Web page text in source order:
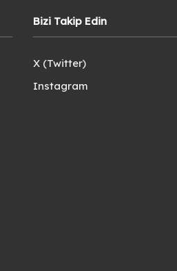
Bizi Takip Edin
X (Twitter)
Instagram